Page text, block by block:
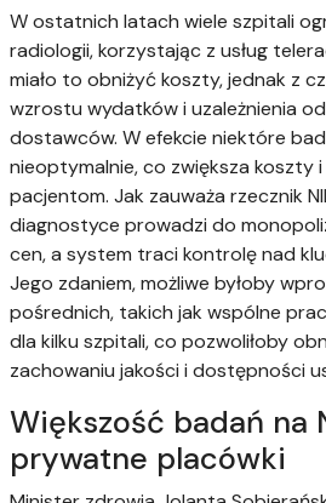
W ostatnich latach wiele szpitali
radiologii, korzystając z usług
miało to obniżyć koszty, jednak z
wzrostu wydatków i uzależnienia
dostawców. W efekcie niektóre
nieoptymalnie, co zwiększa koszty i
pacjentom. Jak zauważa rzecznik
diagnostyce prowadzi do
cen, a system traci kontrolę nad
Jego zdaniem, możliwe byłoby
pośrednich, takich jak wspólne
dla kilku szpitali, co pozwoliłoby
zachowaniu jakości i dostępności
Większość badań na
prywatne placówki